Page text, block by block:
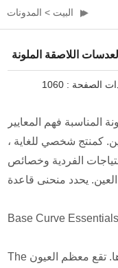
البيت > المدونات
اللاصقة الملونة
الصفحة :1060
المناسبة فهم المعايير
كمنتج شخصي للغاية ،
الفردية وخصائص
العين. يحدد منحنى قاعدة
Base Curve Essentials
The انحناء العدسة ، ويقاس بنصف قطرها. تقع معظم العيون